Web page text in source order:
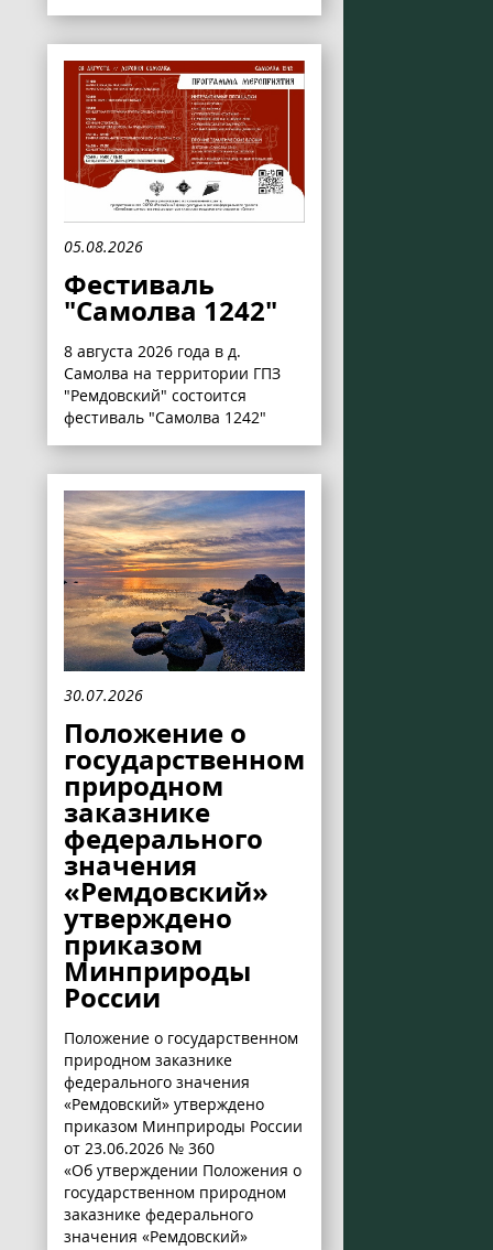
05.08.2026
Фестиваль
"Самолва 1242"
8 августа 2026 года в д.
Самолва на территории ГПЗ
"Ремдовский" состоится
фестиваль "Самолва 1242"
30.07.2026
Положение о
государственном
природном
заказнике
федерального
значения
«Ремдовский»
утверждено
приказом
Минприроды
России
Положение о государственном
природном заказнике
федерального значения
«Ремдовский» утверждено
приказом Минприроды России
от 23.06.2026 № 360
«Об утверждении Положения о
государственном природном
заказнике федерального
значения «Ремдовский»